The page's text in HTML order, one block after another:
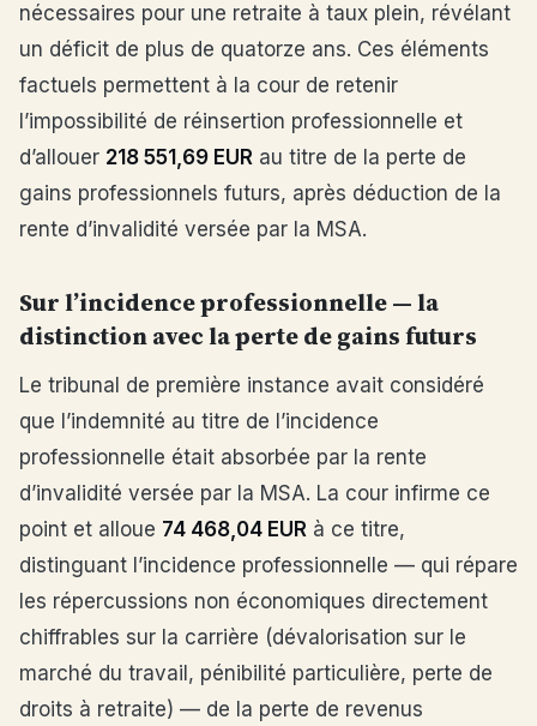
nécessaires pour une retraite à taux plein, révélant
un déficit de plus de quatorze ans. Ces éléments
factuels permettent à la cour de retenir
l’impossibilité de réinsertion professionnelle et
d’allouer 218 551,69 EUR au titre de la perte de
gains professionnels futurs, après déduction de la
rente d’invalidité versée par la MSA.
Sur l’incidence professionnelle — la
distinction avec la perte de gains futurs
Le tribunal de première instance avait considéré
que l’indemnité au titre de l’incidence
professionnelle était absorbée par la rente
d’invalidité versée par la MSA. La cour infirme ce
point et alloue 74 468,04 EUR à ce titre,
distinguant l’incidence professionnelle — qui répare
les répercussions non économiques directement
chiffrables sur la carrière (dévalorisation sur le
marché du travail, pénibilité particulière, perte de
droits à retraite) — de la perte de revenus